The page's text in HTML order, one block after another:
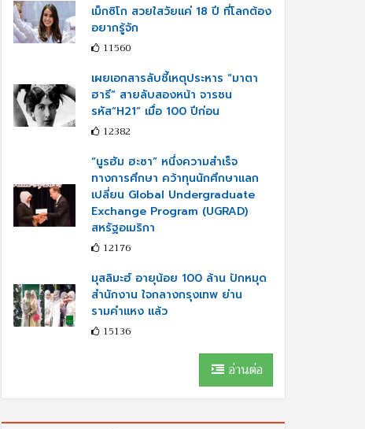
เม็กซิโก สวยใสวัยแค่ 18 ปี ที่โลกต้อง
อยากรู้จัก
11560
เผยเอกสารลับชี้เหตุประหาร “มาตา
ฮารี” สายลับสองหน้า จารชน
รหัส“H21” เมื่อ 100 ปีก่อน
12382
“นูรฮัม ฮะซา” หนึ่งความสำเร็จ
ทางการศึกษา คว้าทุนนักศึกษาแลก
เปลี่ยน Global Undergraduate
Exchange Program (UGRAD)
สหรัฐอเมริกา
12176
มุสลิมะฮ์ อายุน้อย 100 ล้าน ปักหมุด
สำนักงาน ใจกลางกรุงเทพ ย่าน
รามคำแหง แล้ว
15136
อ่านต่อ